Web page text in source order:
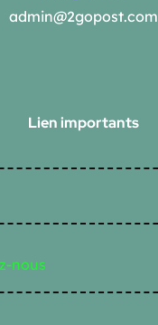
admin@2gopost.com
Lien importants
nous